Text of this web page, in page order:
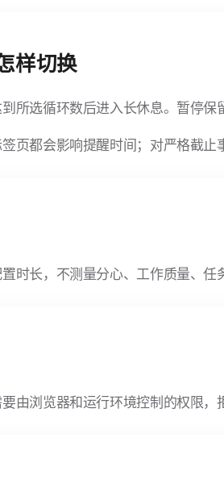
样切换
所选循环数后进入长休息。暂停
页都会影响提醒时间；对严格截止
时长，不测量分心、工作质量、任
由浏览器和运行环境控制的权限，